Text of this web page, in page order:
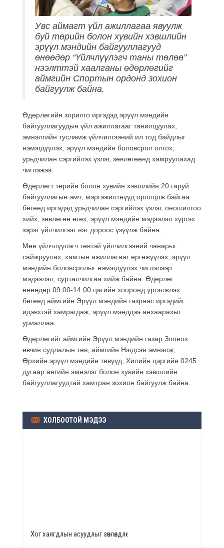
Увс аймагт үйл ажиллагаа явуулж
буй төрийн болон хувийн хэвшлийн
эрүүл мэндийн байгууллагууд
өнөөдөр “Үйлчлүүлэгч таны төлөө”
нээлттэй хаалганы өдөрлөгийг
аймгийн Спортын ордонд зохион
байгуулж байна.
Өдөрлөгийн зорилго иргэдэд эрүүл мэндийн
байгууллагуудын үйл ажиллагааг танилцуулах,
эмнэлгийн тусламж үйлчилгээний ил тод байдлыг
нэмэгдүүлэх, эрүүл мэндийн боловсрол олгох,
урьдчилан сэргийлэх үзлэг, зөвлөгөөнд хамруулахад
чиглэжээ.
Өдөрлөгт төрийн болон хувийн хэвшлийн 20 гаруй
байгууллагын эмч, мэргэжилтнүүд оролцож байгаа
бөгөөд иргэдэд урьдчилан сэргийлэх үзлэг, оношилгоо
хийх, зөвлөгөө өгөх, эрүүл мэндийн мэдээлэл хүргэх
зэрэг үйлчилгээг нэг дороос үзүүлж байна.
Мөн үйлчлүүлэгч төвтэй үйлчилгээний чанарыг
сайжруулах, хамтын ажиллагааг өргөжүүлэх, эрүүл
мэндийн боловсролыг нэмэгдүүлэх чиглэлээр
мэдээлэл, сурталчилгаа хийж байна. Өдөрлөг
өнөөдөр 09:00-14:00 цагийн хооронд үргэлжлэх
бөгөөд аймгийн Эрүүл мэндийн газраас иргэдийг
идэвхтэй хамрагдаж, эрүүл мэнддээ анхаарахыг
уриаллаа.
Өдөрлөгийг аймгийн Эрүүл мэндийн газар Зооноз
өвчин судлалын төв, аймгийн Нэгдсэн эмнэлэг,
Өрхийн эрүүл мэндийн төвүүд, Хилийн цэргийн 0245
дугаар ангийн эмнэлэг болон хувийн хэвшлийн
байгууллагуудтай хамтран зохион байгуулж байна.
ХОЛБООТОЙ МЭДЭЭ
Хог хаягдлын асуудлыг зөвлөлдлөө